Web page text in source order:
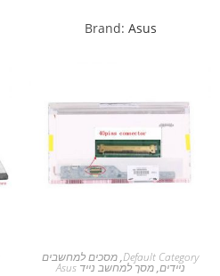
Brand: Asus
Default Category
,מסכים למחשבים
ניידים,מסך למחשב נייד Asus